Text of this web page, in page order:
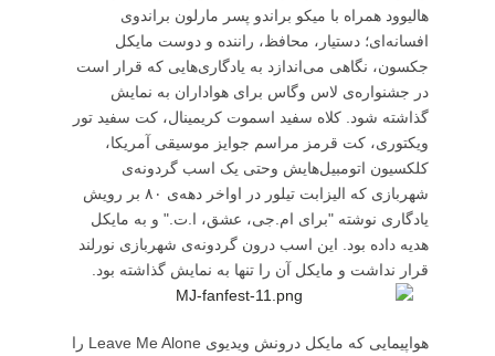
هالیوود همراه با میکو براندو پسر مارلون براندوی
افسانه‌ای؛ دستیار، محافظ، راننده‌ و دوست مایکل
جکسون، نگاهی می‌اندازد به یادگاری‌هایی که قرار است
در جشنواره‌ی لاس وگاس برای هواداران به نمایش
گذاشته شود. کلاه سفید اسموت کریمینال، کت سفید تور
ویکتوری، کت قرمز مراسم جوایز موسیقی آمریکا،
کلکسیون اتومبیل‌هایش وحتی یک اسب گردونه‌ی
شهربازی که الیزابت تیلور در اواخر دهه‌ی ۸۰ بر رویش
یادگاری نوشته "برای ام‌.جی، عشق، ا.ت." و به مایکل
هدیه داده بود. این اسب درون گردونه‌ی شهربازی نورلند
قرار نداشت و مایکل آن را تنها به نمایش گذاشته بود.
هواپیمایی که مایکل درونش ویدیوی Leave Me Alone را